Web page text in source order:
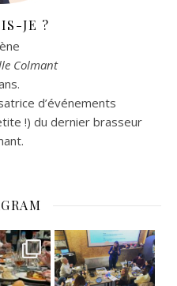
JE ?
Colmant
d’événements
!) du dernier brasseur